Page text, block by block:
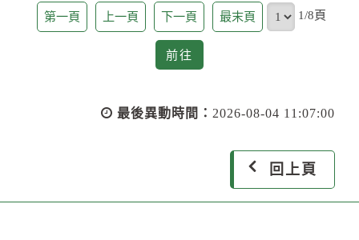
第一頁 上一頁 下一頁 最末頁 頁
1/8頁
前往
往
最後異動時間： 2026-08-04 11:07:00
回上頁